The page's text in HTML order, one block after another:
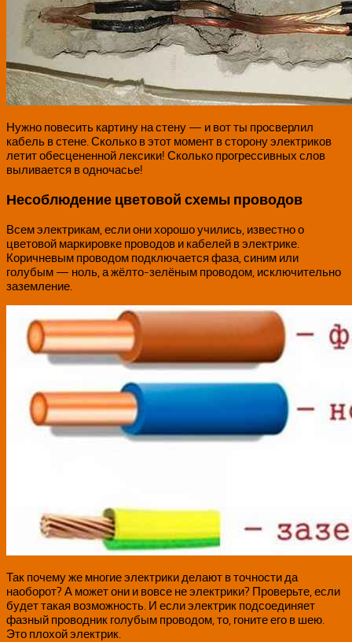
Нужно повесить картину на стену — и вот ты просверлил
кабель в стене. Сколько в этот момент в сторону электриков
летит обесцененной лексики! Сколько прогрессивных слов
выливается в одночасье!
Несоблюдение цветовой схемы проводов
Всем электрикам, если они хорошо учились, известно о
цветовой маркировке проводов и кабелей в электрике.
Коричневым проводом подключается фаза, синим или
голубым — ноль, а жёлто-зелёным проводом, исключительно
заземление.
Так почему же многие электрики делают в точности да
наоборот? А может они и вовсе не электрики? Проверьте, если
будет такая возможность. И если электрик подсоединяет
фазный проводник голубым проводом, то, гоните его в шею.
Это плохой электрик.